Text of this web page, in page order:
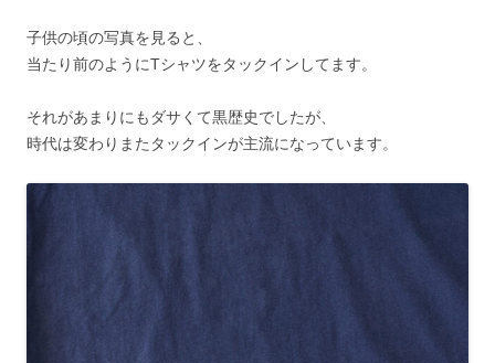
子供の頃の写真を見ると、
当たり前のようにTシャツをタックインしてます。
それがあまりにもダサくて黒歴史でしたが、
時代は変わりまたタックインが主流になっています。